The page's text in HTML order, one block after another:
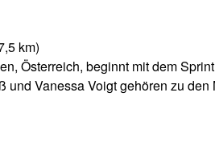
km)
Österreich, beginnt mit dem
und Vanessa Voigt gehören zu